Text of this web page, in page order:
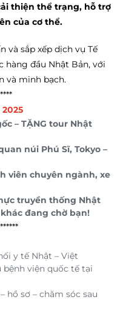
thiện thể trạng, hỗ trợ
của cơ thể.
và sắp xếp dịch vụ Tế
hàng đầu Nhật Bản, với
và minh bạch.
– TẶNG tour Nhật
núi Phú Sĩ, Tokyo –
viên chuyên ngành, xe
truyền thống Nhật
đang chờ bạn!
y tế Nhật – Việt
viện quốc tế tại
hồ sơ – chăm sóc sau